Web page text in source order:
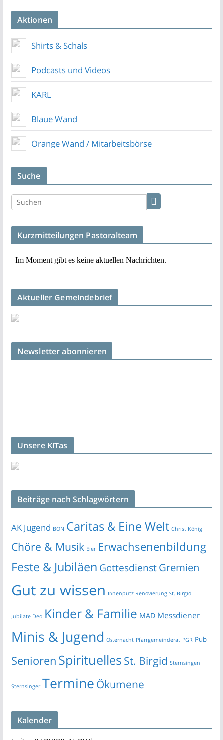
Aktionen
Shirts & Schals
Podcasts und Videos
KARL
Blaue Wand
Orange Wand / Mitarbeitsbörse
Suche
Kurzmitteilungen Pastoralteam
Aktueller Gemeindebrief
Newsletter abonnieren
Unsere KiTas
Beiträge nach Schlagwörtern
AK Jugend BON Caritas & Eine Welt Christ König
Chöre & Musik Eier Erwachsenenbildung
Feste & Jubiläen GottesdienstGremien
Gut zu wissen Innenputz Renovierung St. Birgid
Jubilate Deo Kinder & Familie MAD Messdiener
Minis & Jugend Osternacht Pfarrgemeinderat PGR Pub
Senioren Spirituelles St. Birgid Sternsingen
Sternsinger Termine Ökumene
Kalender